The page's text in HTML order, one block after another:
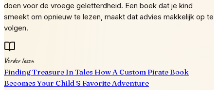
doen voor de vroege geletterdheid. Een boek dat je kind
smeekt om opnieuw te lezen, maakt dat advies makkelijk op te
volgen.
Verder lezen
Finding Treasure In Tales How A Custom Pirate Book
Becomes Your Child S Favorite Adventure